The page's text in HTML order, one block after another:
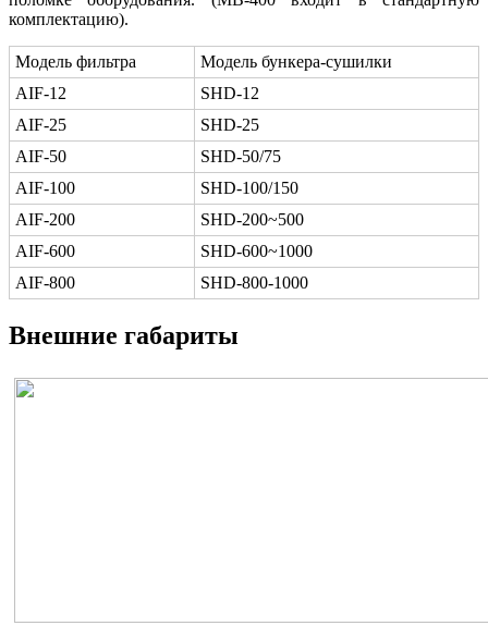
комплектацию).
Модель фильтра
Модель бункера-сушилки
AIF-12
SHD-12
AIF-25
SHD-25
AIF-50
SHD-50/75
AIF-100
SHD-100/150
AIF-200
SHD-200~500
AIF-600
SHD-600~1000
AIF-800
SHD-800-1000
Внешние габариты